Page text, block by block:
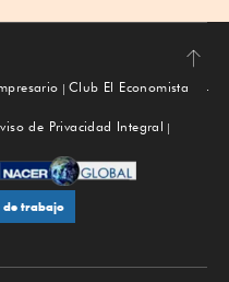
Subir
Club El Economista
de Privacidad Integral
de trabajo